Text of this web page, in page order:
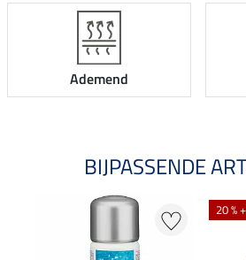
Ademend
BIJPASSENDE
20 %